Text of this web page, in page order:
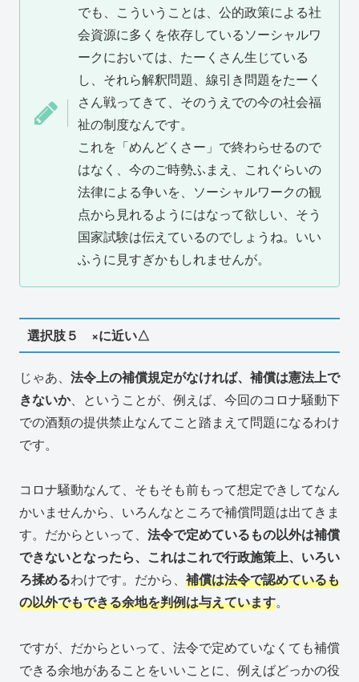
でも、こういうことは、公的政策による社
会資源に多くを依存しているソーシャルワ
ークにおいては、たーくさん生じている
し、それら解釈問題、線引き問題をたーく
さん戦ってきて、そのうえでの今の社会福
祉の制度なんです。
これを「めんどくさー」で終わらせるので
はなく、今のご時勢ふまえ、これぐらいの
法律による争いを、ソーシャルワークの観
点から見れるようにはなって欲しい、そう
国家試験は伝えているのでしょうね。いい
ふうに見すぎかもしれませんが。
選択肢５ ×に近い△
じゃあ、 法令上の補償規定がなければ、補償は憲法上で
きないか、ということが、例えば、今回のコロナ騒動下
での酒類の提供禁止なんてこと踏まえて問題になるわけ
です。
コロナ騒動なんて、そもそも前もって想定できしてなん
かいませんから、いろんなところで補償問題は出てきま
す。だからといって、 法令で定めているもの以外は補償
できないとなったら、これはこれで行政施策上、いろい
ろ揉めるわけです。だから、 補償は法令で認めているも
の以外でもできる余地を判例は与えています。
ですが、だからといって、法令で定めていなくても補償
できる余地があることをいいことに、例えばどっかの役